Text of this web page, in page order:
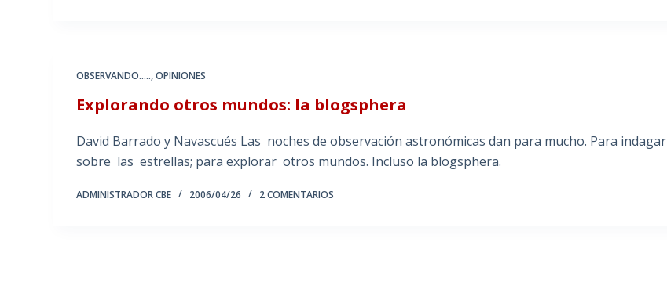
OBSERVANDO.....,OPINIONES
Explorando otros mundos: la blogsphera
David Barrado y Navascués Las noches de observación astronómicas dan para mucho. Para indagar
sobre las estrellas; para explorar otros mundos. Incluso la blogsphera.
ADMINISTRADOR CBE 2006/04/26 2 COMENTARIOS